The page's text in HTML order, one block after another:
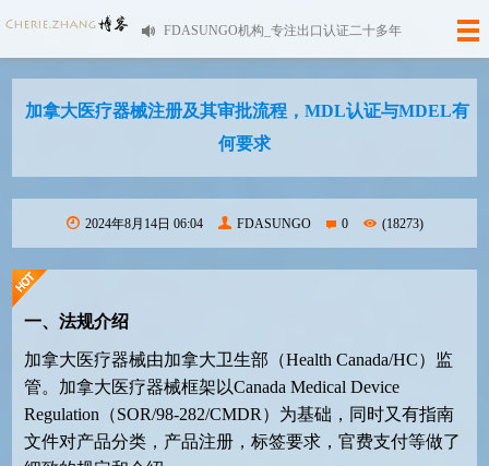
FDASUNGO机构_专注出口认证二十多年
加拿大医疗器械注册及其审批流程，MDL认证与MDEL有
何要求
2024年8月14日 06:04 FDASUNGO 0 (18273)
一、法规介绍
加拿大医疗器械由加拿大卫生部（Health Canada/HC）监
管。加拿大医疗器械框架以Canada Medical Device
Regulation（SOR/98-282/CMDR）为基础，同时又有指南
文件对产品分类，产品注册，标签要求，官费支付等做了